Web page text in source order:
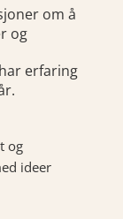
om å
og
erfaring
og
ideer